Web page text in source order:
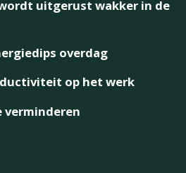
uitgerust wakker in de
overdag
op het werk
verminderen